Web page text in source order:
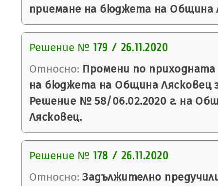
приемане на бюджета на Община
Решение № 179 / 26.11.2020
Относно: Промени по
на бюджета на Община Лясковец
Решение № 58/06.02.2020 г. на
Лясковец.
Решение № 178 / 26.11.2020
Относно: Задължително